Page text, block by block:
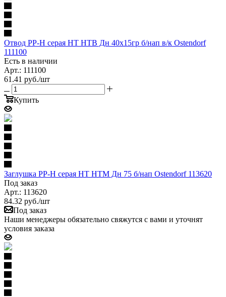
Отвод PP-H серая HT HTB Дн 40х15гр б/нап в/к Ostendorf
111100
Есть в наличии
Арт.: 111100
61.41 руб./шт
Купить
Заглушка PP-H серая HT HTM Дн 75 б/нап Ostendorf 113620
Под заказ
Арт.: 113620
84.32 руб./шт
Под заказ
Наши менеджеры обязательно свяжутся с вами и уточнят
условия заказа